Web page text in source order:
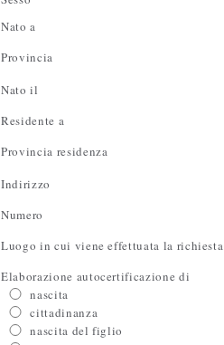
Nato a
Provincia
Nato il
Residente a
Provincia residenza
Indirizzo
Numero
Luogo in cui viene effettuata la richiesta
Elaborazione autocertificazione di
nascita
cittadinanza
nascita del figlio